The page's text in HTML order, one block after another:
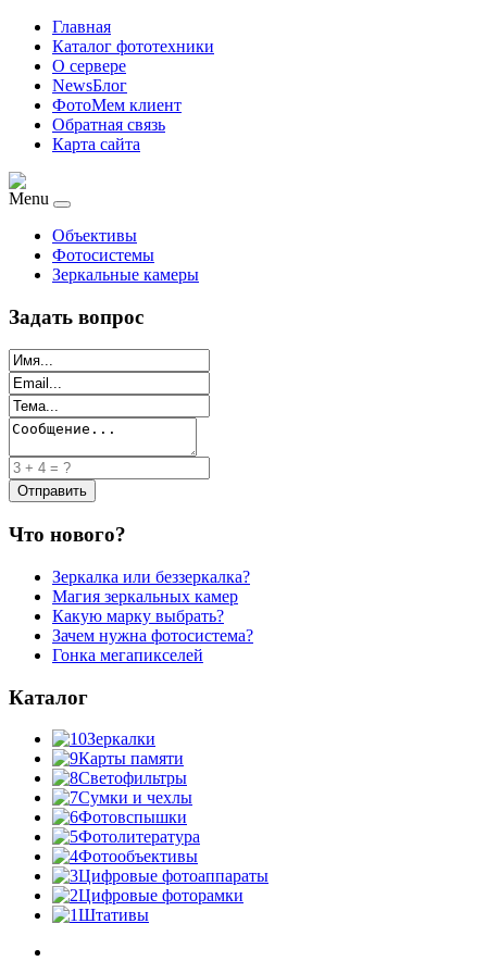
Главная
Каталог фототехники
О сервере
NewsБлог
ФотоМем клиент
Обратная связь
Карта сайта
Menu
Объективы
Фотосистемы
Зеркальные камеры
Задать вопрос
Что нового?
Зеркалка или беззеркалка?
Магия зеркальных камер
Какую марку выбрать?
Зачем нужна фотосистема?
Гонка мегапикселей
Каталог
Зеркалки
Карты памяти
Светофильтры
Сумки и чехлы
Фотовспышки
Фотолитература
Фотообъективы
Цифровые фотоаппараты
Цифровые фоторамки
Штативы